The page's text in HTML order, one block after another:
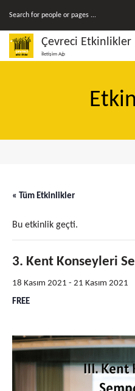
Çevreci Etkinlikler
İletişim Ağı
« Tüm Etkinlikler
Bu etkinlik geçti.
3. Kent Konseyleri
18 Kasım 2021 - 21 Kasım 2021
FREE